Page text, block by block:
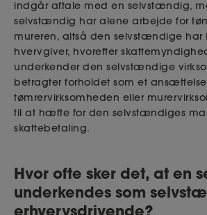
indgår aftale med en selvstændig,
selvstændig har alene arbejde for
mureren, altså den selvstændige har
hvervgiver, hvorefter
underkender den selvstændige
betragter forholdet som et
tømrervirksomheden eller
til at hæfte for den selvstændiges
skattebetaling.
Hvor ofte sker det, at en
underkendes som
erhvervsdrivende?